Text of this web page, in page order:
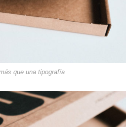
que una tipografía